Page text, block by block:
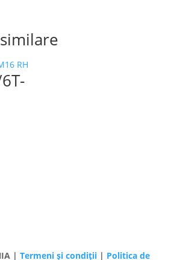
|Termeni și condiții | Politica de